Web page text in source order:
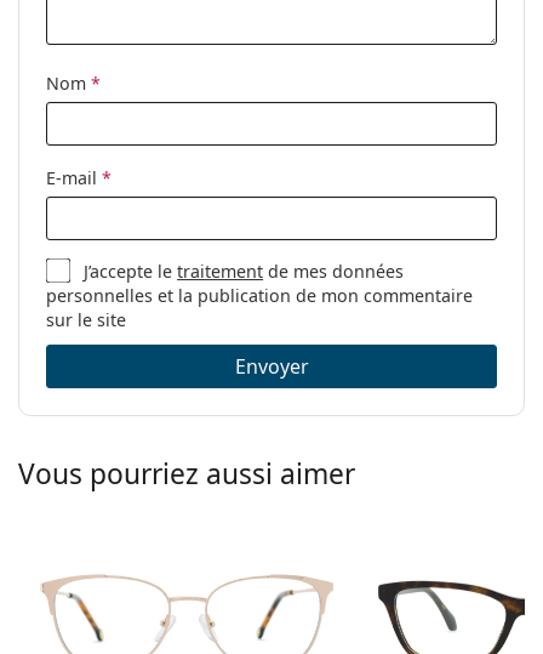
nettoyage:
Autres
Catégorie:
Marque:
Code:
Nom *
E-mail *
J’accepte letraitement de mes données
personnelles et la publication de mon commentaire
sur le site
Envoyer
Vous pourriez aussi aimer